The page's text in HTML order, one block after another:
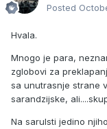
Posted
Hvala.
Mnogo je para,
zglobovi za
sa unutrasnje strane
sarandzijske,
Na sarulsti jedino